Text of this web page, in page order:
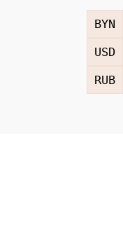
BYN
USD
RUB